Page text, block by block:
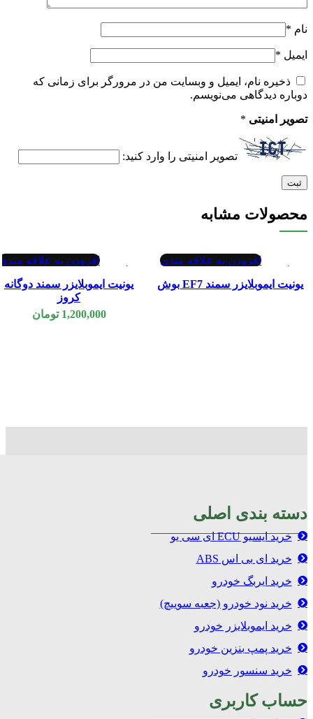
نام *
ایمیل *
ذخیره نام، ایمیل و وبسایت من در مرورگر برای زمانی که
دوباره دیدگاهی می‌نویسم.
تصویر امنیتی *
تصویر امنیتی را وارد کنید:
محصولات مشابه
تمام شد
افزودن به علاقه مندی
یونیت ایموبلایزر سمند EF7 بوش
تمام شد
افزودن به علاقه
یونیت ایموبلایزر سمند دوگانه
کروز
1,200,000 تومان
دسته بندی اصلی
خرید ایسیو ECU ای سی یو
خرید ای بی اس ABS
خرید ایربگ خودرو
خرید نود خودرو (جعبه سوییچ)
خرید ایموبلایزر خودرو
خرید پمپ بنزین خودرو
خرید سنسور خودرو
حساب کاربری